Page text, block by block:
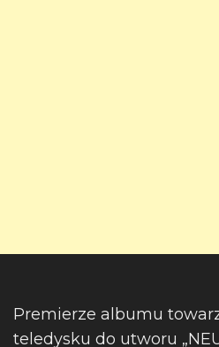
Premierze albumu
teledysku do utworu